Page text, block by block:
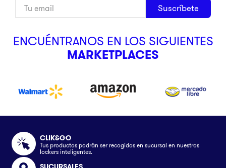
Suscríbete
ENCUÉNTRANOS EN LOS SIGUIENTES
MARKETPLACES
CLIK&GO
Tus productos podrán ser recogidos en sucursal en nuestros
lockers inteligentes.